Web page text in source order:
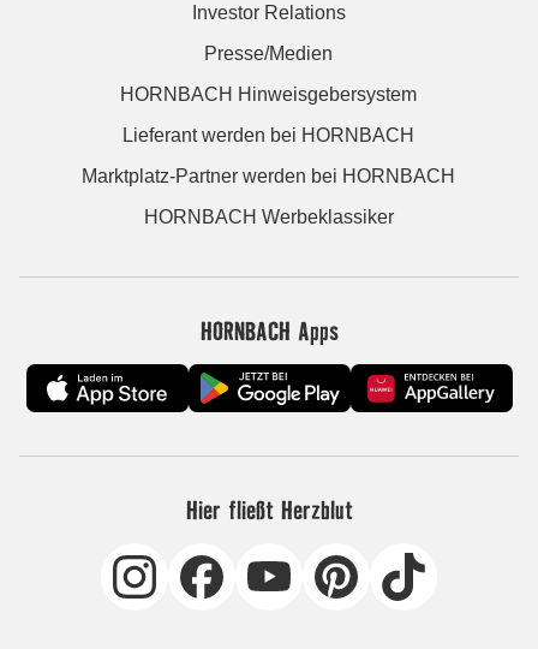
Investor Relations
Presse/Medien
HORNBACH Hinweisgebersystem
Lieferant werden bei HORNBACH
Marktplatz-Partner werden bei HORNBACH
HORNBACH Werbeklassiker
HORNBACH Apps
Hier fließt Herzblut